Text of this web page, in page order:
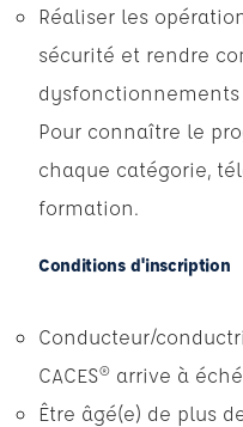
Réaliser les
sécurité et rendre
dysfonctionnements
Pour connaître le
chaque catégorie,
formation.
Conditions d'inscription
Conducteur/
CACES® arrive à
Être âgé(e) de plus